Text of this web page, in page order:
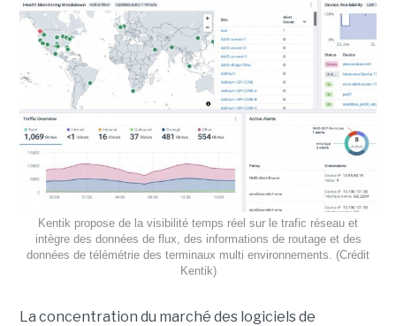
Kentik propose de la visibilité temps réel sur le trafic réseau et
intègre des données de flux, des informations de routage et des
données de télémétrie des terminaux multi environnements. (Crédit
Kentik)
La concentration du marché des logiciels de